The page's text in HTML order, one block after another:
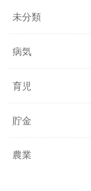
未分類
病気
育児
貯金
農業